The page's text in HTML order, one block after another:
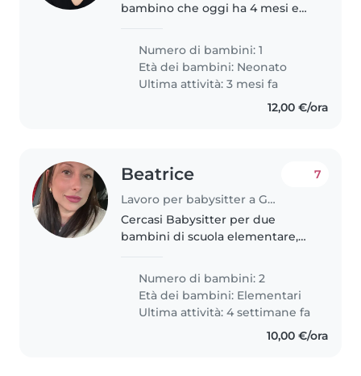
bambino che oggi ha 4 mesi e
una persona per i mesi di
Maggio Giugno e Luglio, due
pomeriggi a settimana per un
totale..
Numero di bambini: 1
Età dei bambini: Neonato
Ultima attività: 3 mesi fa
12,00 €/ora
Beatrice
Lavoro per babysitter a Genova
7
Cercasi Babysitter per due
bambini di scuola elementare,
nostra famiglia ha bisogno di
qualcuno che possa prendersi
cura dei nostri figli a casa nostra...
Numero di bambini: 2
Età dei bambini: Elementari
Ultima attività: 4 settimane fa
10,00 €/ora